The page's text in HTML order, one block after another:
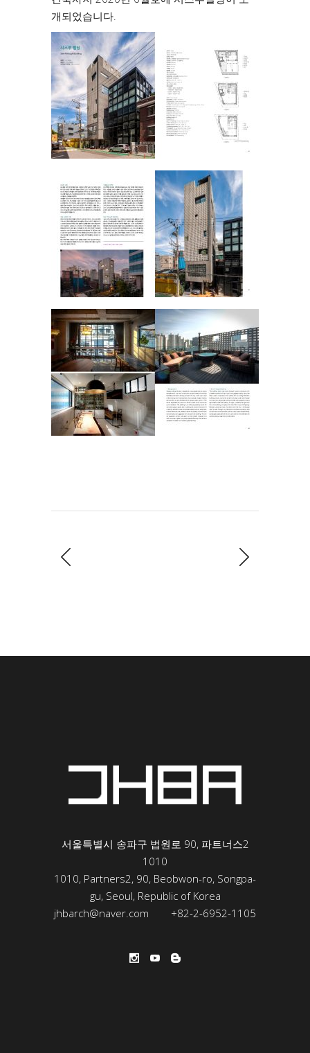
개되었습니다.
서울특별시 송파구 법원로 90, 파트너스2
1010
1010, Partners2, 90, Beobwon-ro, Songpa-
gu, Seoul, Republic of Korea
jhbarch@naver.com
+82-2-6952-1105